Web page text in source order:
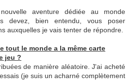
aventure dédiée au monde
devez, bien entendu, vous poser
auxquelles je vais tenter de répondre.
tout le monde a la même carte
jeu ?
de manière aléatoire. J'ai acheté
(je suis un acharné complètement